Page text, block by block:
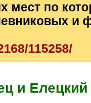
мест по
и
115258/
и Елецкий